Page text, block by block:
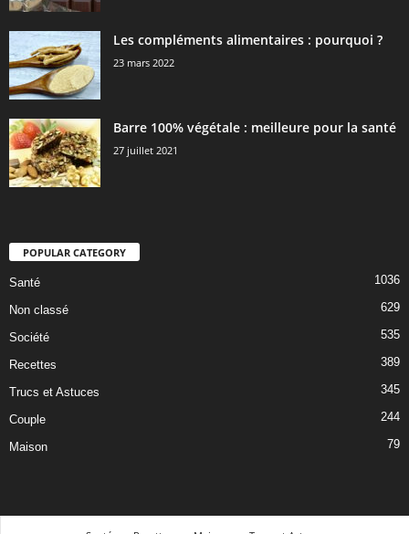
Les compléments alimentaires : pourquoi ?
23 mars 2022
Barre 100% végétale : meilleure pour la santé
27 juillet 2021
POPULAR CATEGORY
Santé 1036
Non classé 629
Société 535
Recettes 389
Trucs et Astuces 345
Couple 244
Maison 79